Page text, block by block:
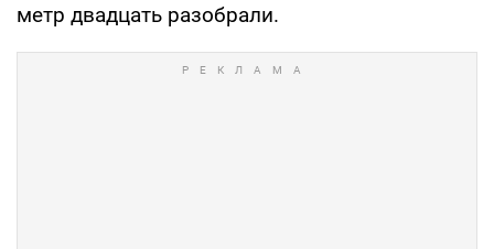
метр двадцать разобрали.